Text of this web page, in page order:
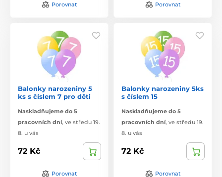
Porovnat Porovnat
Balonky narozeniny 5
ks s číslem 7 pro děti
Naskladňujeme do 5
pracovních dní, ve středu 19.
8. u vás
72 Kč
Porovnat
Balonky narozeniny 5ks
s číslem 15
Naskladňujeme do 5
pracovních dní, ve středu 19.
8. u vás
72 Kč
Porovnat